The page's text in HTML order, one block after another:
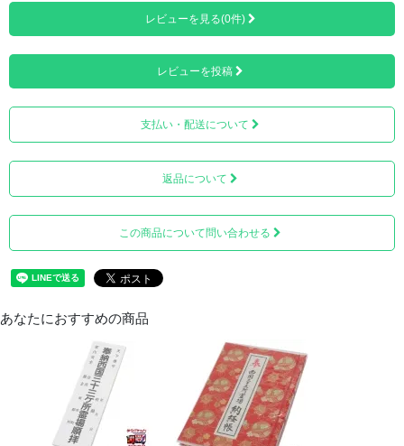
■西国三十三所 輪袈裟（慈悲の道） エンジ色
レビューを見る(0件)
レビューを投稿
支払い・配送について
返品について
この商品について問い合わせる
あなたにおすすめの商品